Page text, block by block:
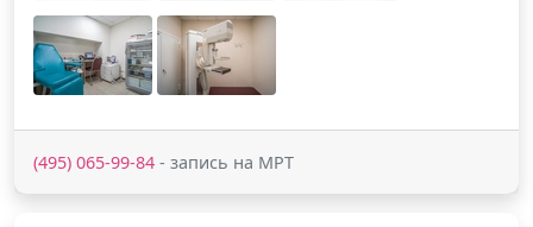
(495) 065-99-84 - запись на МРТ